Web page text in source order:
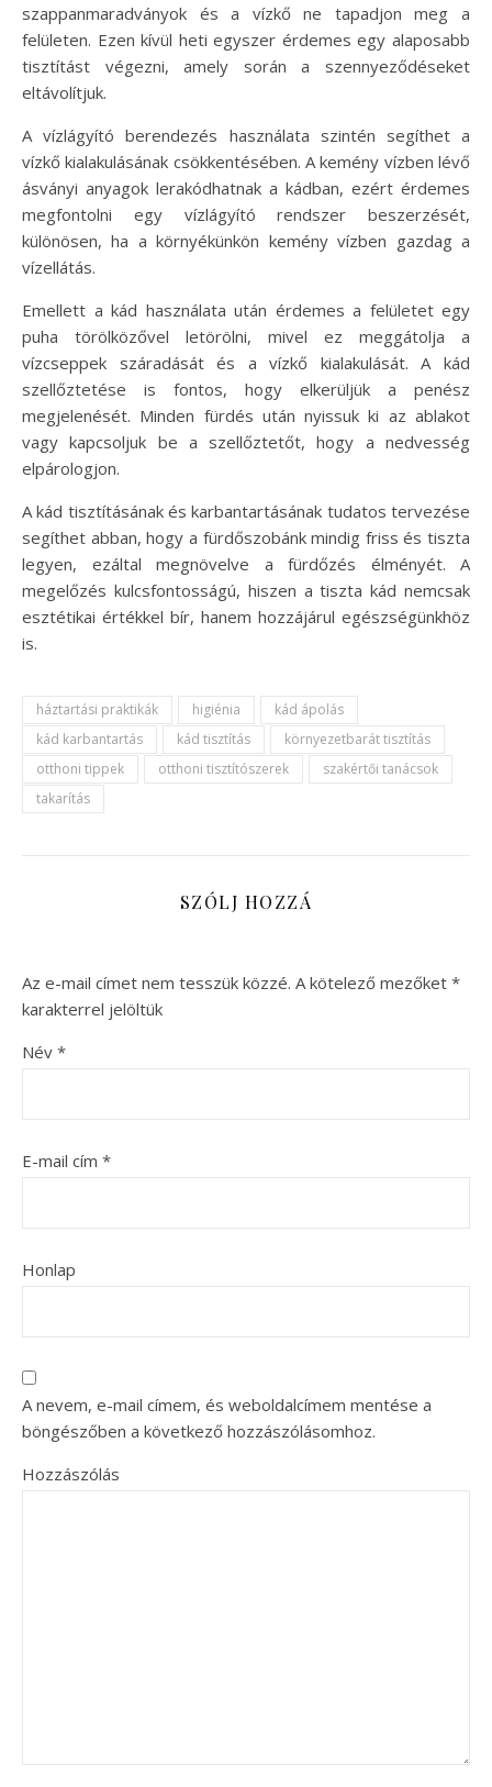
szappanmaradványok és a vízkő ne tapadjon meg a
felületen. Ezen kívül heti egyszer érdemes egy alaposabb
tisztítást végezni, amely során a szennyeződéseket
eltávolítjuk.
A vízlágyító berendezés használata szintén segíthet a
vízkő kialakulásának csökkentésében. A kemény vízben lévő
ásványi anyagok lerakódhatnak a kádban, ezért érdemes
megfontolni egy vízlágyító rendszer beszerzését,
különösen, ha a környékünkön kemény vízben gazdag a
vízellátás.
Emellett a kád használata után érdemes a felületet egy
puha törölközővel letörölni, mivel ez meggátolja a
vízcseppek száradását és a vízkő kialakulását. A kád
szellőztetése is fontos, hogy elkerüljük a penész
megjelenését. Minden fürdés után nyissuk ki az ablakot
vagy kapcsoljuk be a szellőztetőt, hogy a nedvesség
elpárologjon.
A kád tisztításának és karbantartásának tudatos tervezése
segíthet abban, hogy a fürdőszobánk mindig friss és tiszta
legyen, ezáltal megnövelve a fürdőzés élményét. A
megelőzés kulcsfontosságú, hiszen a tiszta kád nemcsak
esztétikai értékkel bír, hanem hozzájárul egészségünkhöz
is.
háztartási praktikák higiénia
kád ápolás
kád karbantartás
kád tisztítás
környezetbarát tisztítás
otthoni tippek
otthoni tisztítószerek
szakértői tanácsok
takarítás
SZÓLJ HOZZÁ
Az e-mail címet nem tesszük közzé. A kötelező mezőket *
karakterrel jelöltük
Név *
E-mail cím *
Honlap
A nevem, e-mail címem, és weboldalcímem mentése a
böngészőben a következő hozzászólásomhoz.
Hozzászólás